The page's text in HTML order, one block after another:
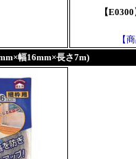
【
【
幅16mm×長さ7m)